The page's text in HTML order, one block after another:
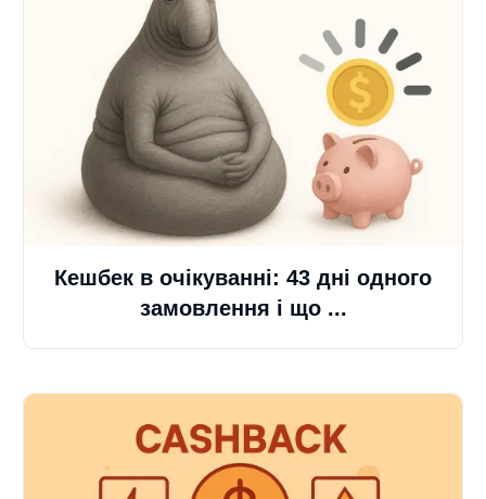
Кешбек в очікуванні: 43 дні одного
замовлення і що ...